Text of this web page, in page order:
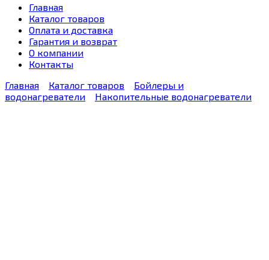
Главная
Каталог товаров
Оплата и доставка
Гарантия и возврат
О компании
Контакты
Главная
Каталог товаров
Бойлеры и
водонагреватели
Накопительные водонагреватели